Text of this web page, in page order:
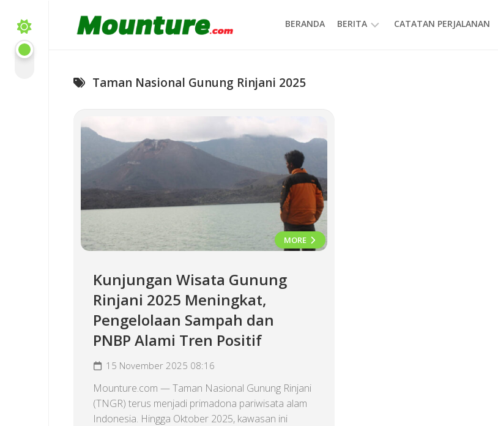
content
BERANDA BERITA CATATAN PERJALANAN
Taman Nasional Gunung Rinjani 2025
MORE
Kunjungan Wisata Gunung
Rinjani 2025 Meningkat,
Pengelolaan Sampah dan
PNBP Alami Tren Positif
15 November 2025 08:16
Mounture.com — Taman Nasional Gunung Rinjani
(TNGR) terus menjadi primadona pariwisata alam
Indonesia. Hingga Oktober 2025, kawasan ini